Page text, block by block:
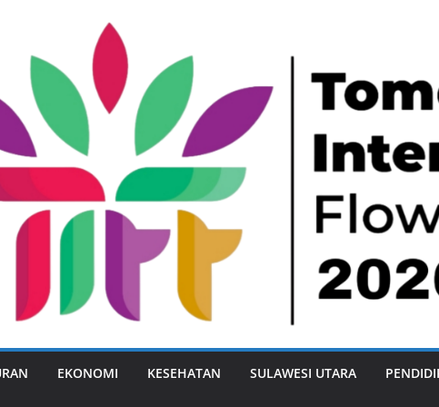
EKONOMI KESEHATAN SULAWESI UTARA